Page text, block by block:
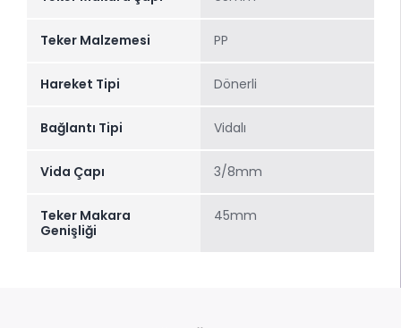
Teker Malzemesi PP
Hareket Tipi Dönerli
Bağlantı Tipi Vidalı
Vida Çapı 3/8mm
Teker Makara
Genişliği
45mm